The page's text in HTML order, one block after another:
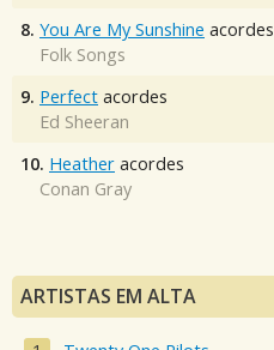
8. You Are My Sunshine acordes
Folk Songs
9. Perfect acordes
Ed Sheeran
10. Heather acordes
Conan Gray
ARTISTAS EM ALTA